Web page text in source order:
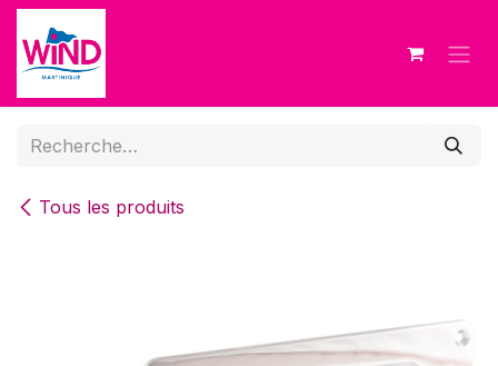
Se rendre au contenu
Tous les produits